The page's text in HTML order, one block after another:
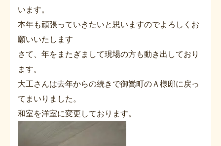
います。
本年も頑張っていきたいと思いますのでよろしくお
願いいたします
さて、年をまたぎまして現場の方も動き出しており
ます。
大工さんは去年からの続きで御嵩町のＡ様邸に戻っ
てまいりました。
和室を洋室に変更しております。